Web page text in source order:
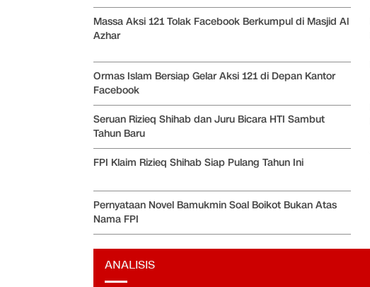
Massa Aksi 121 Tolak Facebook Berkumpul di Masjid Al
Azhar
Ormas Islam Bersiap Gelar Aksi 121 di Depan Kantor
Facebook
Seruan Rizieq Shihab dan Juru Bicara HTI Sambut
Tahun Baru
FPI Klaim Rizieq Shihab Siap Pulang Tahun Ini
Pernyataan Novel Bamukmin Soal Boikot Bukan Atas
Nama FPI
ANALISIS